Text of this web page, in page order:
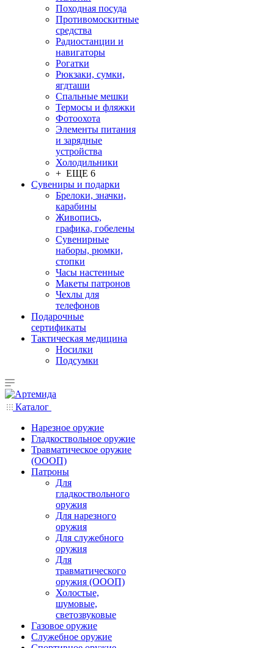
Походная посуда
Противомоскитные
средства
Радиостанции и
навигаторы
Рогатки
Рюкзаки, сумки,
ягдташи
Спальные мешки
Термосы и фляжки
Фотоохота
Элементы питания
и зарядные
устройства
Холодильники
+ ЕЩЕ 6
Сувениры и подарки
Брелоки, значки,
карабины
Живопись,
графика, гобелены
Сувенирные
наборы, рюмки,
стопки
Часы настенные
Макеты патронов
Чехлы для
телефонов
Подарочные
сертификаты
Тактическая медицина
Носилки
Подсумки
Каталог
Нарезное оружие
Гладкоствольное оружие
Травматическое оружие
(ОООП)
Патроны
Для
гладкоствольного
оружия
Для нарезного
оружия
Для служебного
оружия
Для
травматического
оружия (ОООП)
Холостые,
шумовые,
светозвуковые
Газовое оружие
Служебное оружие